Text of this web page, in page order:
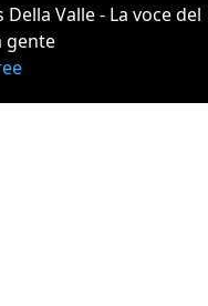
Valle - La voce del
gente